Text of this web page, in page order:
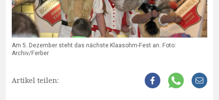
Am 5. Dezember steht das nächste Klaasohm-Fest an. Foto:
Archiv/Ferber
Artikel teilen: